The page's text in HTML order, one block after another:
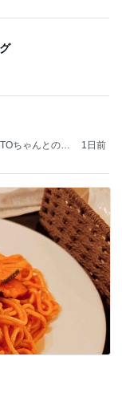
ちゃんとのは
1日前